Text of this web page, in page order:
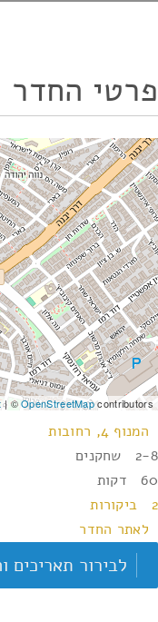
פרטי החדר
| ©OpenStreetMapcontributors
המנוף 4, רחובות
2-8 שחקנים
60 דקות
2 ביקורות
לאתר החדר
לבירור תאריכים